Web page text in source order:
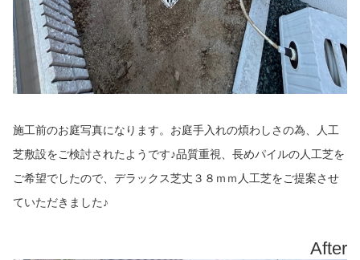
施工前のお庭写真になります。お庭手入れの煩わしさの為、人工
芝敷設をご検討されたようです♪品質重視、長めパイルの人工芝を
ご希望でしたので、デラックス芝丈３８ｍｍ人工芝をご提案させ
ていただきました♪
After